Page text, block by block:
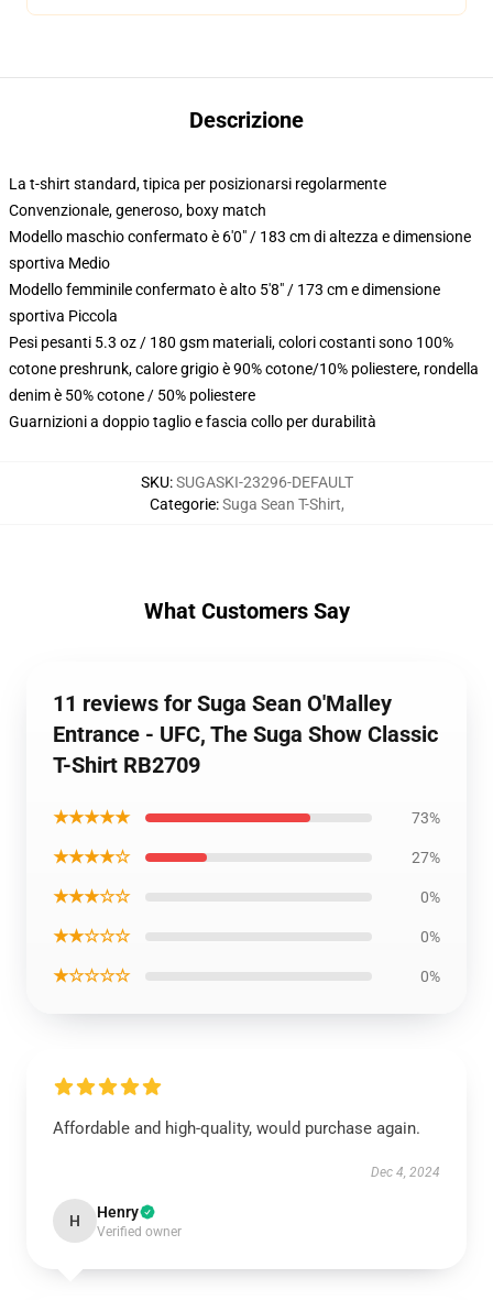
Descrizione
La t-shirt standard, tipica per posizionarsi regolarmente
Convenzionale, generoso, boxy match
Modello maschio confermato è 6'0" / 183 cm di altezza e dimensione
sportiva Medio
Modello femminile confermato è alto 5'8" / 173 cm e dimensione
sportiva Piccola
Pesi pesanti 5.3 oz / 180 gsm materiali, colori costanti sono 100%
cotone preshrunk, calore grigio è 90% cotone/10% poliestere, rondella
denim è 50% cotone / 50% poliestere
Guarnizioni a doppio taglio e fascia collo per durabilità
SKU:SUGASKI-23296-DEFAULT
Categorie:Suga Sean T-Shirt,
What Customers Say
11 reviews for Suga Sean O'Malley
Entrance - UFC, The Suga Show Classic
T-Shirt RB2709
★★★★★ 73%
★★★★☆ 27%
★★★☆☆ 0%
★★☆☆☆ 0%
★☆☆☆☆ 0%
Affordable and high-quality, would purchase again.
Dec 4, 2024
H Henry
Verified owner